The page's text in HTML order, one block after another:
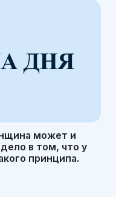
может и
в том, что у
принципа.